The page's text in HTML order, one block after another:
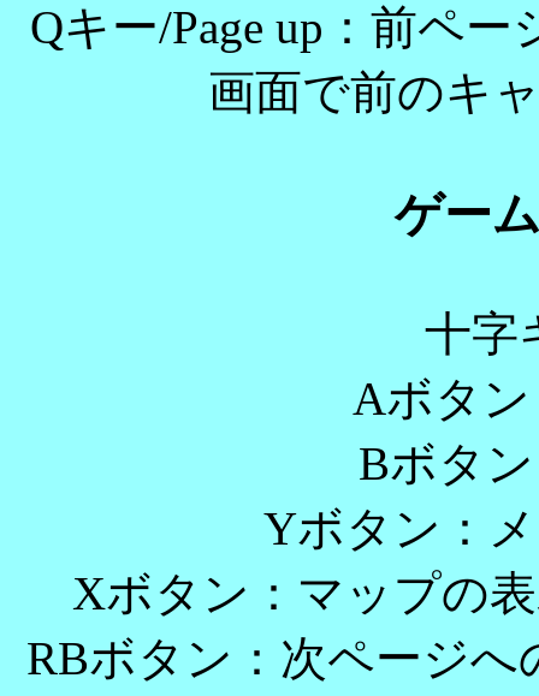
Qキー/Page up：前ペ
画面で前のキ
ゲー
十字
Aボタ
Bボタ
Yボタン：
Xボタン：マップの
RBボタン：次ページ